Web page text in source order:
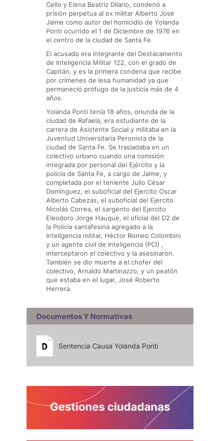
Cello y Elena Beatriz Dilario, condenó a
prisión perpetua al ex militar Alberto José
Jaime como autor del homicidio de Yolanda
Ponti ocurrido el 1 de Diciembre de 1976 en
el centro de la ciudad de Santa Fe.
El acusado era integrante del Destacamento
de Inteligencia Militar 122, con el grado de
Capitán, y es la primera condena que recibe
por crímenes de lesa humanidad ya que
permaneció prófugo de la justicia más de 4
años.
Yolanda Ponti tenía 18 años, oriunda de la
ciudad de Rafaela, era estudiante de la
carrera de Asistente Social y militaba en la
Juventud Universitaria Peronista de la
ciudad de Santa Fe. Se trasladaba en un
colectivo urbano cuando una comisión
integrada por personal del Ejército y la
policía de Santa Fe, a cargo de Jaime, y
completada por el teniente Julio César
Domínguez, el suboficial del Ejercito Oscar
Alberto Cabezas, el suboficial del Ejercito
Nicolás Correa, el sargento del Ejercito
Eleodoro Jorge Hauque, el oficial del D2 de
la Policía santafesina agregado a la
Inteligencia militar, Héctor Romeo Colombini
y un agente civil de Inteligencia (PCI) ,
interceptaron el colectivo y la asesinaron.
También se dio muerte a el chofer del
colectivo, Arnaldo Martinazzo, y un peatón
que estaba en el lugar, José Roberto
Herrera.
Documentos Y Normativas
Sentencia Causa Yolanda Ponti